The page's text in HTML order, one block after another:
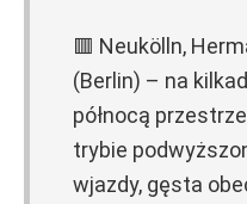
🟥 Neukölln,
(Berlin) – na
północą
trybie
wjazdy, gęsta